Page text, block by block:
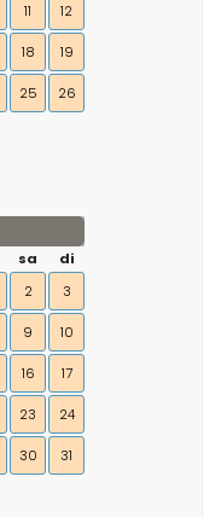
11 12
18 19
25 26
sa
di
2 3
9 10
16 17
23 24
30 31